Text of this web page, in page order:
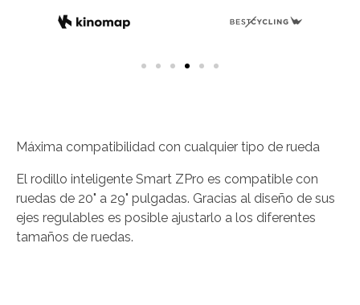
Máxima compatibilidad con cualquier tipo de rueda
El rodillo inteligente Smart ZPro es compatible con
ruedas de 20" a 29" pulgadas. Gracias al diseño de sus
ejes regulables es posible ajustarlo a los diferentes
tamaños de ruedas.